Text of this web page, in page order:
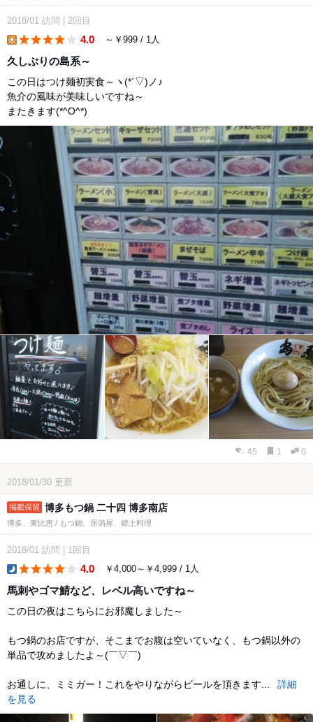
2018/01 訪問 2回目
4.0 ～￥999 / 1人
久しぶりの島系～
この日はつけ麺初実食～ヽ(*´▽)ノ♪
魚介の風味が美味しいですね～
またきます(*^O^*)
45 1 0
2018/01/30 更新
博多もつ鍋 二十四 博多南店
博多、東比恵 / もつ鍋、居酒屋、郷土料理
2018/01 訪問 | 1回目
4.0 ￥4,000～￥4,999 / 1人
馬刺やゴマ鯖など、レベル高いですね～
この日の夜はこちらにお邪魔しました～
もつ鍋のお店ですが、そこまでお腹は空いていなく、もつ鍋以外の
単品で攻めましたよ～(￣▽￣)
お通しに、ミミガー！これをやりながらビールを頂きます...
詳細
を見る